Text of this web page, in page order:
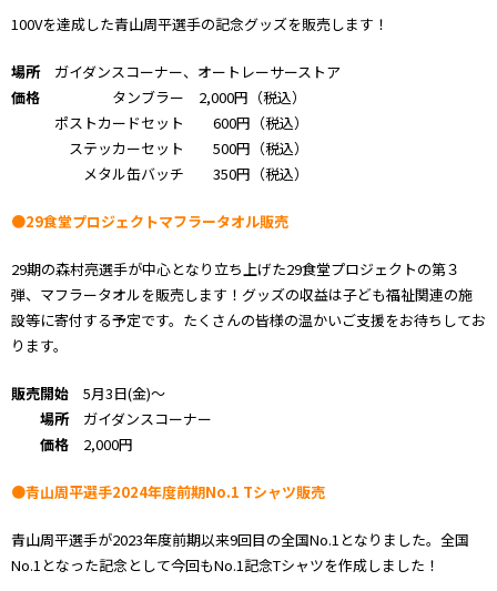
100Vを達成した青山周平選手の記念グッズを販売します！
場所ガイダンスコーナー、オートレーサーストア
価格 タンブラー 2,000円（税込）
ポストカードセット 600円（税込）
ステッカーセット 500円（税込）
メタル缶バッチ 350円（税込）
●29食堂プロジェクトマフラータオル販売
29期の森村亮選手が中心となり立ち上げた29食堂プロジェクトの第３
弾、マフラータオルを販売します！グッズの収益は子ども福祉関連の施
設等に寄付する予定です。たくさんの皆様の温かいご支援をお待ちしてお
ります。
販売開始 5月3日(金)～
場所ガイダンスコーナー
価格 2,000円
●青山周平選手2024年度前期No.1 Tシャツ販売
青山周平選手が2023年度前期以来9回目の全国No.1となりました。全国
No.1となった記念として今回もNo.1記念Tシャツを作成しました！